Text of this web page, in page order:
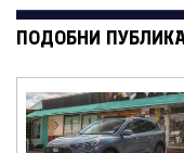
ПОДОБНИ